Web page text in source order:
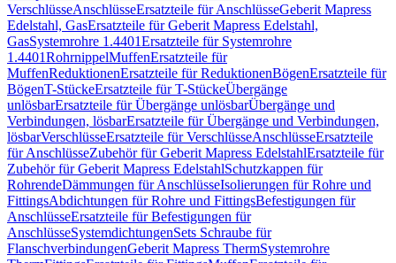
VerschlüsseAnschlüsseErsatzteile für AnschlüsseGeberit Mapress
Edelstahl, GasErsatzteile für Geberit Mapress Edelstahl,
GasSystemrohre 1.4401Ersatzteile für Systemrohre
1.4401RohrnippelMuffenErsatzteile für
MuffenReduktionenErsatzteile für ReduktionenBögenErsatzteile für
BögenT-StückeErsatzteile für T-StückeÜbergänge
unlösbarErsatzteile für Übergänge unlösbarÜbergänge und
Verbindungen, lösbarErsatzteile für Übergänge und Verbindungen,
lösbarVerschlüsseErsatzteile für VerschlüsseAnschlüsseErsatzteile
für AnschlüsseZubehör für Geberit Mapress EdelstahlErsatzteile für
Zubehör für Geberit Mapress EdelstahlSchutzkappen für
RohrendeDämmungen für AnschlüsseIsolierungen für Rohre und
FittingsAbdichtungen für Rohre und FittingsBefestigungen für
AnschlüsseErsatzteile für Befestigungen für
AnschlüsseSystemdichtungenSets Schraube für
FlanschverbindungenGeberit Mapress ThermSystemrohre